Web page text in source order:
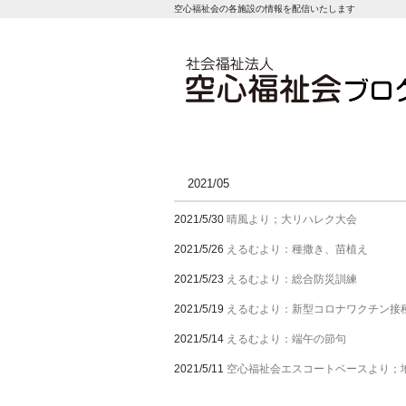
空心福祉会の各施設の情報を配信いたします
2021/05
2021/5/30 晴風より；大リハレク大会
2021/5/26 えるむより：種撒き、苗植え
2021/5/23 えるむより：総合防災訓練
2021/5/19 えるむより：新型コロナワクチン接
2021/5/14 えるむより：端午の節句
2021/5/11 空心福祉会エスコートベースより；